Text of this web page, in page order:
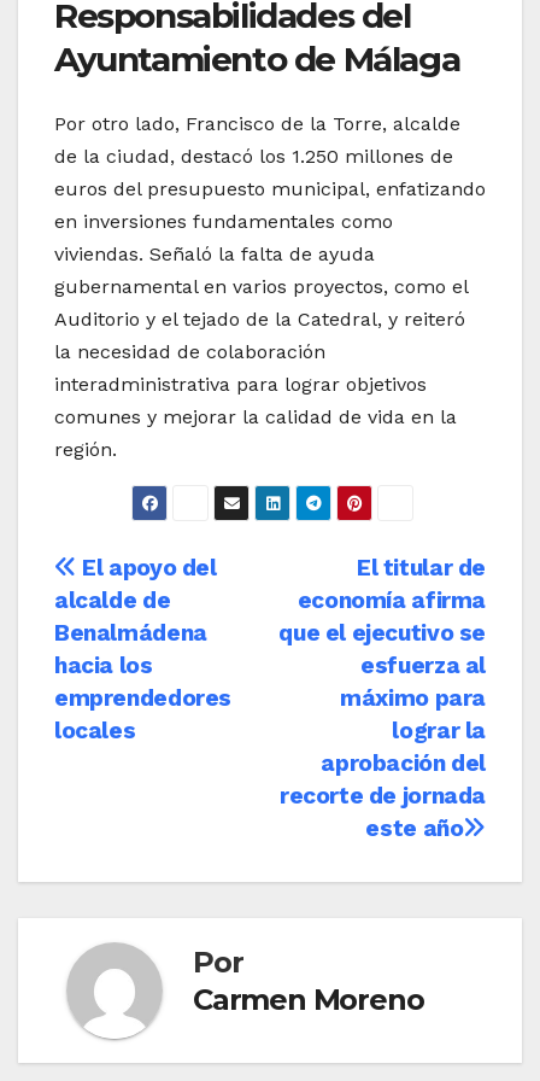
Responsabilidades del
Ayuntamiento de Málaga
Por otro lado, Francisco de la Torre, alcalde
de la ciudad, destacó los 1.250 millones de
euros del presupuesto municipal, enfatizando
en inversiones fundamentales como
viviendas. Señaló la falta de ayuda
gubernamental en varios proyectos, como el
Auditorio y el tejado de la Catedral, y reiteró
la necesidad de colaboración
interadministrativa para lograr objetivos
comunes y mejorar la calidad de vida en la
región.
Navegación
de
entradas
El titular de
economía afirma
que el ejecutivo se
esfuerza al
máximo para
lograr la
aprobación del
recorte de jornada
este año
El apoyo del
alcalde de
Benalmádena
hacia los
emprendedores
locales
Por
Carmen Moreno